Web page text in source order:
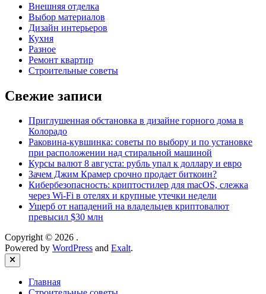
Внешняя отделка
Выбор материалов
Дизайн интерьеров
Кухня
Разное
Ремонт квартир
Строительные советы
Свежие записи
Приглушенная обстановка в дизайне горного дома в
Колорадо
Раковина-кувшинка: советы по выбору и по установке
при расположении над стиральной машиной
Курсы валют 8 августа: рубль упал к доллару и евро
Зачем Джим Крамер срочно продает биткоин?
Кибербезопасность: криптостилер для macOS, слежка
через Wi-Fi в отелях и крупные утечки недели
Ущерб от нападений на владельцев криптовалют
превысил $30 млн
Copyright © 2026 .
Powered by WordPress and Exalt.
Close
Главная